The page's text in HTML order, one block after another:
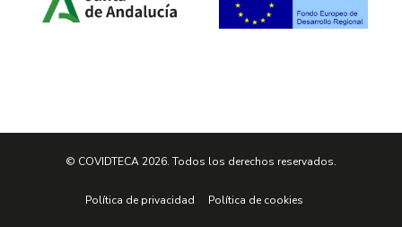
© COVIDTECA 2026. Todos los derechos reservados.
Política de privacidad Política de cookies